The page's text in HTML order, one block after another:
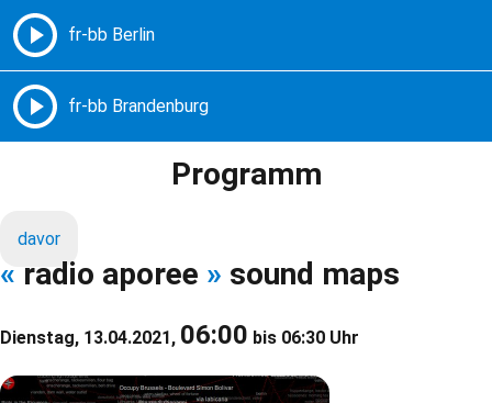
Freie Radios – Berlin Brandenburg
Programm
davor
« radio aporee » sound maps
Dienstag, 13.04.2021, 06:00 bis 06:30 Uhr